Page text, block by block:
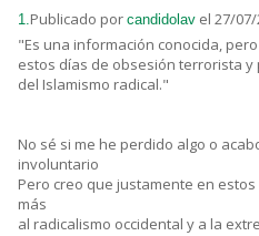
1.Publicado por candidolav el 27/07/
"Es una información conocida,
estos días de obsesión terrorista
del Islamismo radical."
No sé si me he perdido algo o
involuntario
Pero creo que justamente en
más
al radicalismo occidental y a la